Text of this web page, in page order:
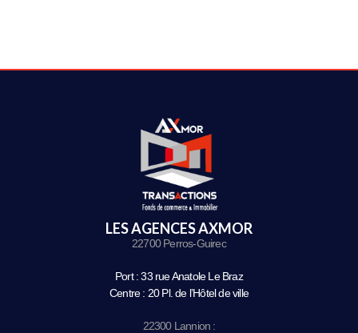
LES AGENCES AXMOR
22700 Perros-Guirec
Port : 33 rue Anatole Le Braz
Centre : 20 Pl. de l’Hôtel de ville
22300 Lannion :